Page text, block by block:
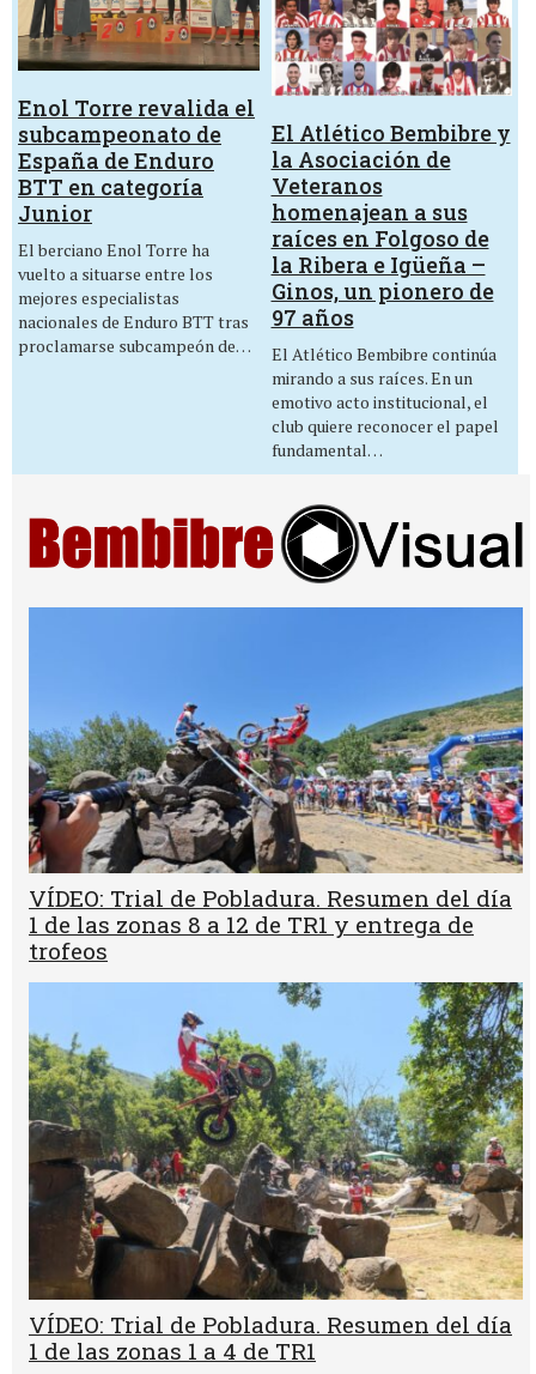
Enol Torre revalida el
subcampeonato de
España de Enduro
BTT en categoría
Junior
El berciano Enol Torre ha
vuelto a situarse entre los
mejores especialistas
nacionales de Enduro BTT tras
proclamarse subcampeón de…
El Atlético Bembibre y
la Asociación de
Veteranos
homenajean a sus
raíces en Folgoso de
la Ribera e Igüeña –
Ginos, un pionero de
97 años
El Atlético Bembibre continúa
mirando a sus raíces. En un
emotivo acto institucional, el
club quiere reconocer el papel
fundamental…
VÍDEO: Trial de Pobladura. Resumen del día
1 de las zonas 8 a 12 de TR1 y entrega de
trofeos
VÍDEO: Trial de Pobladura. Resumen del día
1 de las zonas 1 a 4 de TR1